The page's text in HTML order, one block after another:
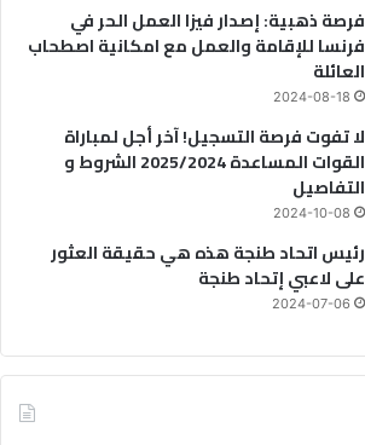
فرصة ذهبية: إصدار فيزا العمل الحر في
فرنسا للإقامة والعمل مع امكانية اصطحاب
العائلة
2024-08-18
لا تفوت فرصة التسجيل! آخر أجل لمباراة
القوات المساعدة 2025/2024 الشروط و
التفاصيل
2024-10-08
رئيس اتحاد طنجة هذه هي حقيقة العثور
على لاعبي إتحاد طنجة
2024-07-06